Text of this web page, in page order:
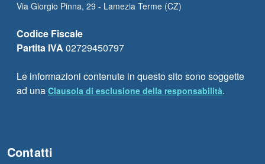
Via Giorgio Pinna, 29 - Lamezia Terme (CZ)
Codice Fiscale
Partita IVA 02729450797
Le informazioni contenute in questo sito sono soggette
ad una Clausola di esclusione della responsabilità.
Contatti